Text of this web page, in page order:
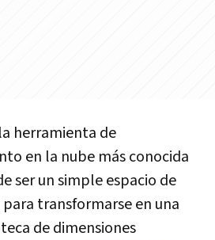
herramienta de
en la nube más conocida
ser un simple espacio de
transformarse en una
de dimensiones